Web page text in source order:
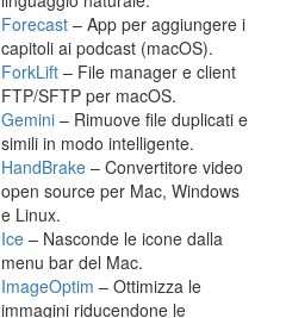
Forecast – App per aggiungere i
capitoli ai podcast (macOS).
ForkLift – File manager e client
FTP/SFTP per macOS.
Gemini – Rimuove file duplicati e
simili in modo intelligente.
HandBrake – Convertitore video
open source per Mac, Windows
e Linux.
Ice – Nasconde le icone dalla
menu bar del Mac.
ImageOptim – Ottimizza le
immagini riducendone le